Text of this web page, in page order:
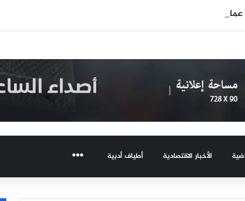
السينمائي
الأخبار الاقتصادية أطياف أدبية